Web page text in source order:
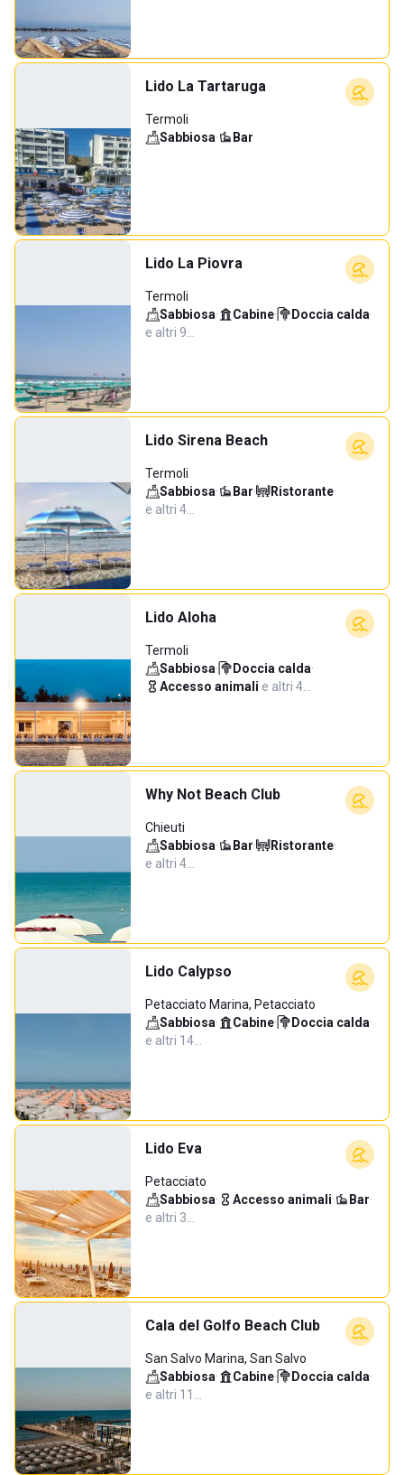
Lido La Tartaruga
Termoli
Sabbiosa· Bar
Lido La Piovra
Termoli
Sabbiosa· Cabine· Doccia calda·
e altri 9…
Lido Sirena Beach
Termoli
Sabbiosa· Bar· Ristorante·
e altri 4…
Lido Aloha
Termoli
Sabbiosa· Doccia calda·
Accesso animali·e altri 4…
Why Not Beach Club
Chieuti
Sabbiosa· Bar· Ristorante·
e altri 4…
Lido Calypso
Petacciato Marina, Petacciato
Sabbiosa· Cabine· Doccia calda·
e altri 14…
Lido Eva
Petacciato
Sabbiosa· Accesso animali· Bar·
e altri 3…
Cala del Golfo Beach Club
San Salvo Marina, San Salvo
Sabbiosa· Cabine· Doccia calda·
e altri 11…